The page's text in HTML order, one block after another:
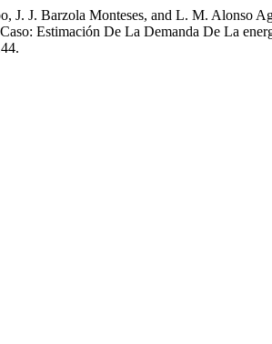
J. J. Barzola Monteses, and L. M. Alonso
Estimación De La Demanda De La